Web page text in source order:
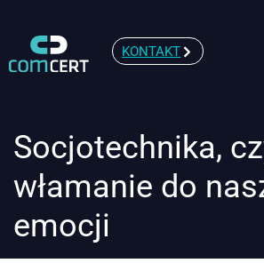
KONTAKT
Socjotechnika,
włamanie do
emocji